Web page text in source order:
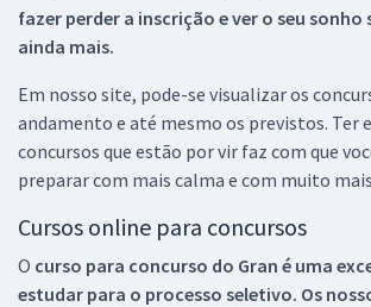
fazer perder a inscrição e ver o seu
ainda mais.
Em nosso site, pode-se visualizar os
andamento e até mesmo os previstos. Ter
concursos que estão por vir faz com que
preparar com mais calma e com muito
Cursos online para concursos
O curso para concurso do Gran é uma
estudar para o processo seletivo. Os